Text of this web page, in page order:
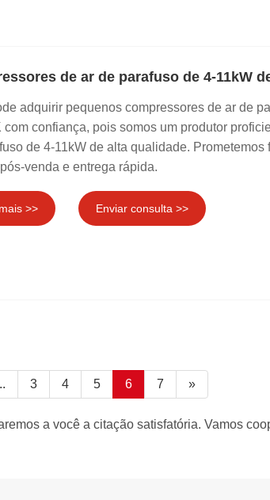
de ar de parafuso de 4-11kW
adquirir pequenos compressores de ar de
com confiança, pois somos um produtor
de 4-11kW de alta qualidade. Prometemos
venda e entrega rápida.
>> Enviar consulta >>
3 4 5 6 7 »
a você a citação satisfatória. Vamos